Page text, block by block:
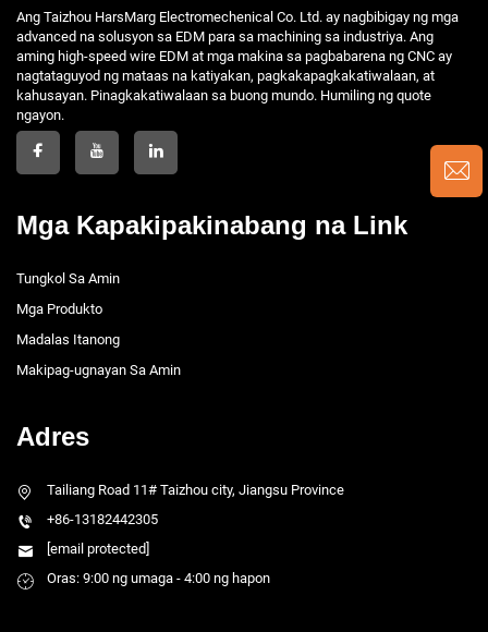
Ang Taizhou HarsMarg Electromechenical Co. Ltd. ay nagbibigay ng mga
advanced na solusyon sa EDM para sa machining sa industriya. Ang
aming high-speed wire EDM at mga makina sa pagbabarena ng CNC ay
nagtataguyod ng mataas na katiyakan, pagkakapagkakatiwalaan, at
kahusayan. Pinagkakatiwalaan sa buong mundo. Humiling ng quote
ngayon.
Mga Kapakipakinabang na Link
Tungkol Sa Amin
Mga Produkto
Madalas Itanong
Makipag-ugnayan Sa Amin
Adres
Tailiang Road 11# Taizhou city, Jiangsu Province
+86-13182442305
[email protected]
Oras: 9:00 ng umaga - 4:00 ng hapon